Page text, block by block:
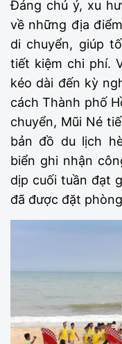
Đáng chú ý, xu
về những địa
di chuyển, giúp
tiết kiệm chi phí.
kéo dài đến kỳ
cách Thành phố
chuyển, Mũi Né
bản đồ du lịch
biển ghi nhận
dịp cuối tuần đạt
đã được đặt